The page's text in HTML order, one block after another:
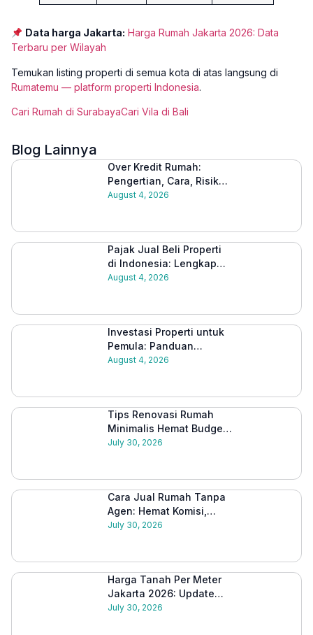
Data harga Jakarta: Harga Rumah Jakarta 2026: Data
Terbaru per Wilayah
Temukan listing properti di semua kota di atas langsung di
Rumatemu — platform properti Indonesia.
Cari Rumah di SurabayaCari Vila di Bali
Blog Lainnya
Over Kredit Rumah:
Pengertian, Cara, Risiko,
dan Tips Aman
August 4, 2026
Pajak Jual Beli Properti
di Indonesia: Lengkap
Beserta Cara Hitungnya
August 4, 2026
Investasi Properti untuk
Pemula: Panduan
Lengkap Memulai dari
August 4, 2026
Tips Renovasi Rumah
Minimalis Hemat Budget
2026: Panduan Lengkap
July 30, 2026
Cara Jual Rumah Tanpa
Agen: Hemat Komisi,
Proses Lebih Mudah
July 30, 2026
Harga Tanah Per Meter
Jakarta 2026: Update
Semua Wilayah & Tips
July 30, 2026